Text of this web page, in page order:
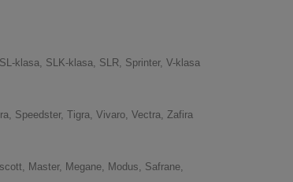
klasa, SLK-klasa, SLR, Sprinter, V-klasa
Speedster, Tigra, Vivaro, Vectra, Zafira
Master, Megane, Modus, Safrane,